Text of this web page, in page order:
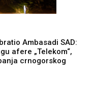
Ambasadi SAD:
afere „Telekom“,
crnogorskog